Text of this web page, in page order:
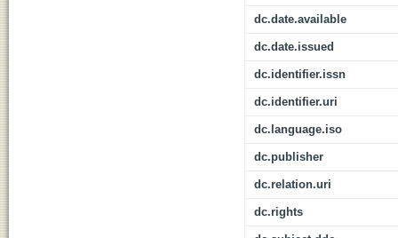
dc.date.available
dc.date.issued
dc.identifier.issn
dc.identifier.uri
dc.language.iso
dc.publisher
dc.relation.uri
dc.rights